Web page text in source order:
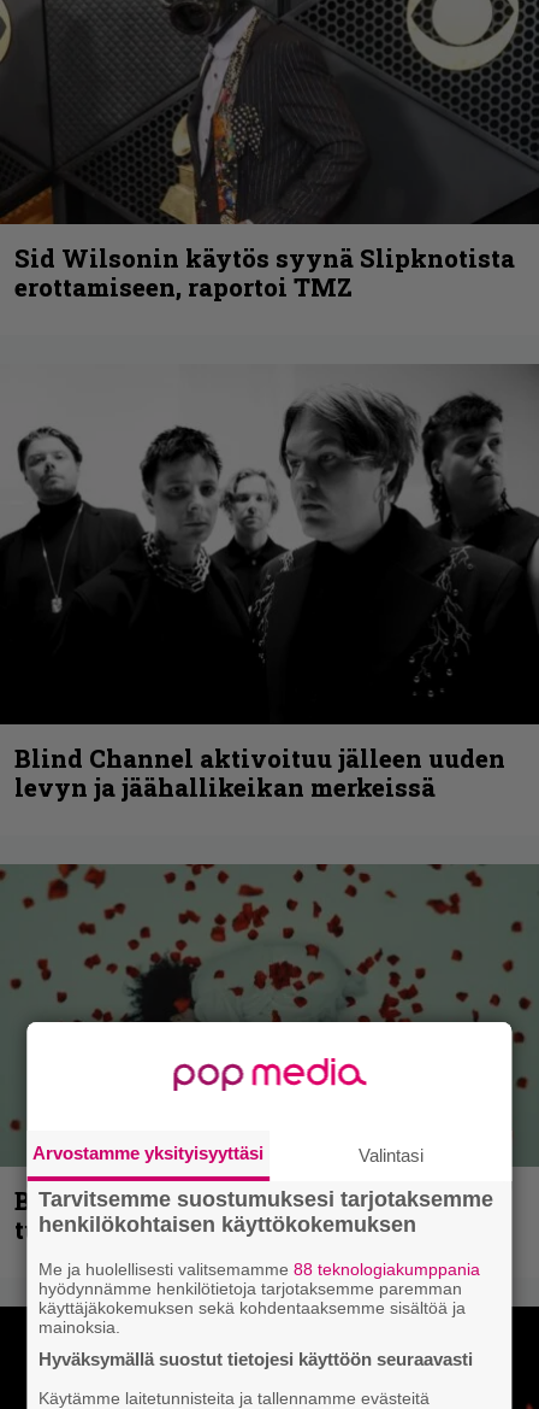
Sid Wilsonin käytös syynä Slipknotista
erottamiseen, raportoi TMZ
Blind Channel aktivoituu jälleen uuden
levyn ja jäähallikeikan merkeissä
Blind Channel palaa rytinällä –
tuplasingle videoineen julki
Arvostamme yksityisyyttäsi Valintasi
Tarvitsemme suostumuksesi tarjotaksemme
henkilökohtaisen käyttökokemuksen
Me ja huolellisesti valitsemamme88 teknologiakumppania
hyödynnämme henkilötietoja tarjotaksemme paremman
käyttäjäkokemuksen sekä kohdentaaksemme sisältöä ja
mainoksia.
Hyväksymällä suostut tietojesi käyttöön seuraavasti
Käytämme laitetunnisteita ja tallennamme evästeitä